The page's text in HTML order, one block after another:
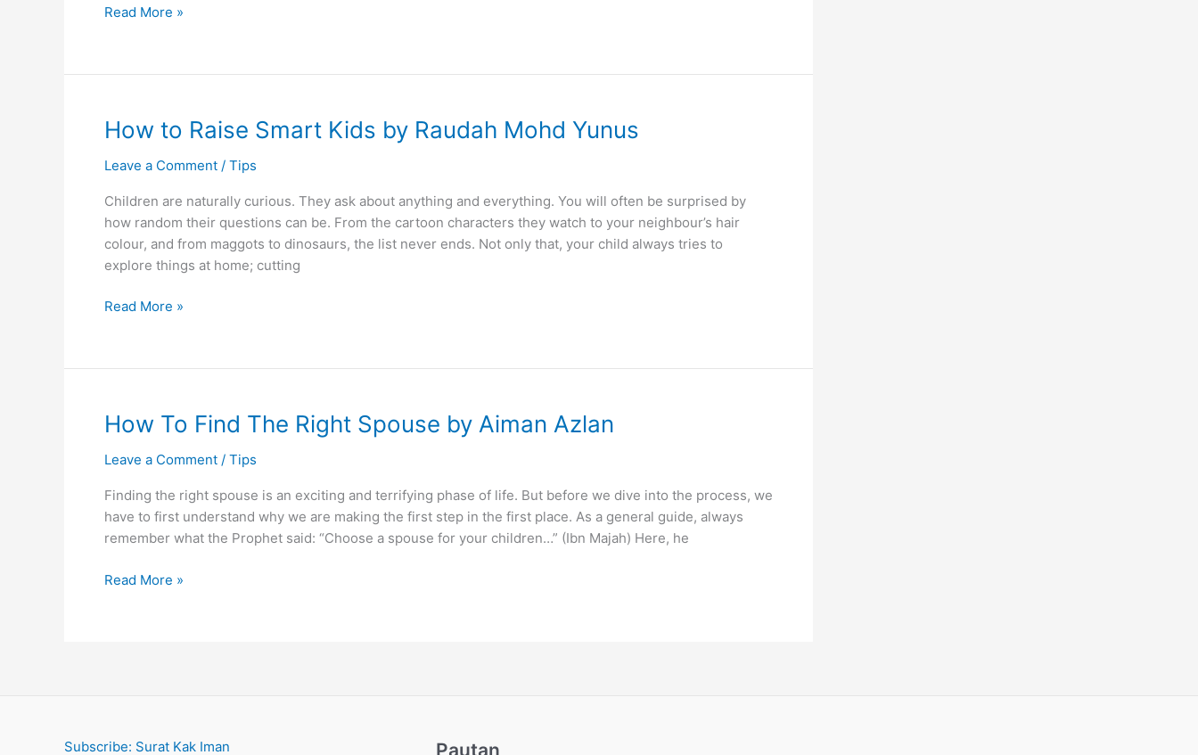
Janji
As-
Dr
Morsi
Read More »
How to Raise Smart Kids by Raudah Mohd Yunus
Leave a Comment / Tips
Children are naturally curious. They ask about anything and everything. You will often be surprised by
how random their questions can be. From the cartoon characters they watch to your neighbour’s hair
colour, and from maggots to dinosaurs, the list never ends. Not only that, your child always tries to
explore things at home; cutting
How
Smart
by
Raudah
Mohd
Read More »
How To Find The Right Spouse by Aiman Azlan
Leave a Comment / Tips
Finding the right spouse is an exciting and terrifying phase of life. But before we dive into the process, we
have to first understand why we are making the first step in the first place. As a general guide, always
remember what the Prophet said: “Choose a spouse for your children…” (Ibn Majah) Here, he
How
Azlan
Read More »
Subscribe: Surat Kak Iman Pautan